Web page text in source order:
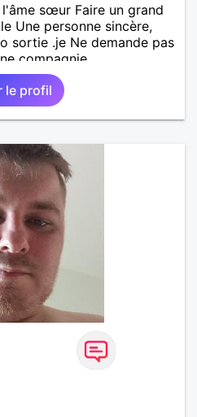
sœur Faire un grand
Une personne sincère,
sortie .je Ne demande pas
compagnie.
le profil